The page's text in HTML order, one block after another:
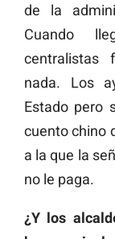
de la
Cuando
centralistas
nada. Los
Estado pero
cuento chino
a la que la
no le paga.
¿Y los